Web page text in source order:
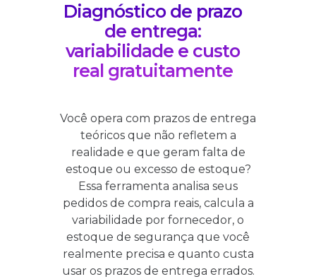
Diagnóstico de prazo
de entrega:
variabilidade e custo
real gratuitamente
Você opera com prazos de entrega
teóricos que não refletem a
realidade e que geram falta de
estoque ou excesso de estoque?
Essa ferramenta analisa seus
pedidos de compra reais, calcula a
variabilidade por fornecedor, o
estoque de segurança que você
realmente precisa e quanto custa
usar os prazos de entrega errados.